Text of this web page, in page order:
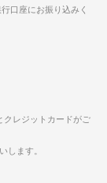
口座にお振り込みく
クレジットカードがご
します。